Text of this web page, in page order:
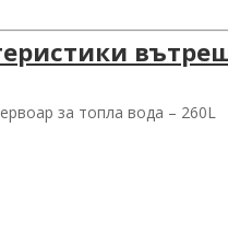
за топла вода – 260L